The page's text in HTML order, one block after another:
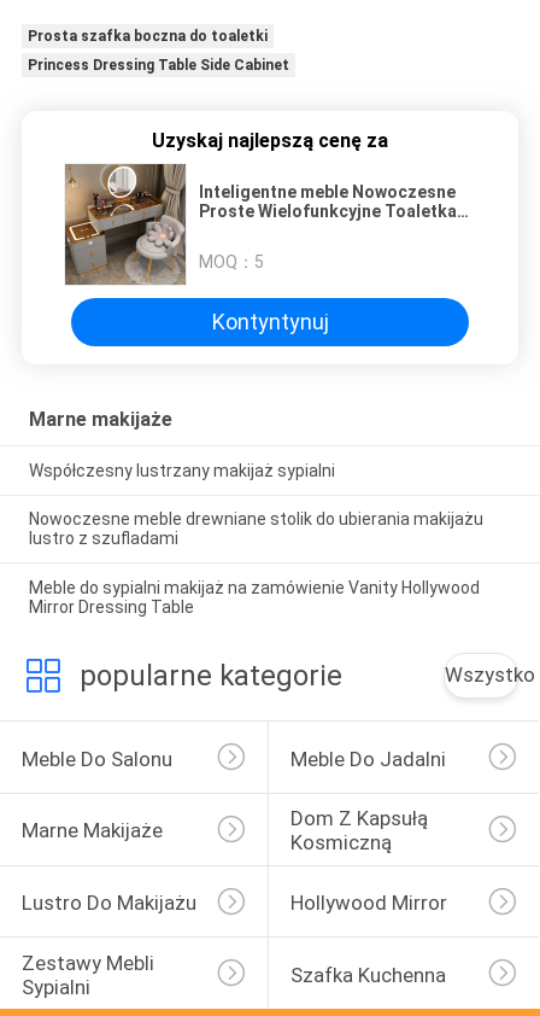
Prosta szafka boczna do toaletki
Princess Dressing Table Side Cabinet
Uzyskaj najlepszą cenę za
Inteligentne meble Nowoczesne
Proste Wielofunkcyjne Toaletka
Inteligentny stół
MOQ： 5
Kontyntynuj
Marne makijaże
Współczesny lustrzany makijaż sypialni
Nowoczesne meble drewniane stolik do ubierania makijażu
lustro z szufladami
Meble do sypialni makijaż na zamówienie Vanity Hollywood
Mirror Dressing Table
popularne kategorie Wszystko
Meble Do Salonu Meble Do Jadalni
Marne Makijaże
Dom Z Kapsułą
Kosmiczną
Lustro Do Makijażu Hollywood Mirror
Zestawy Mebli
Sypialni
Szafka Kuchenna